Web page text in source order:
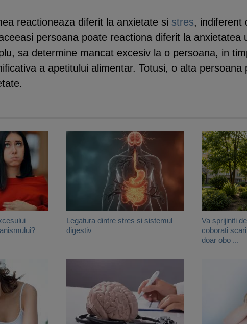
reactioneaza diferit la anxietate si stres, indiferent
persoana poate reactiona diferit la anxietatea
sa determine mancat excesiv la o persoana, in
a apetitului alimentar. Totusi, o alta persoana
Legatura dintre stres si sistemul
digestiv
Va sprijiniti
coborati
doar obo ...